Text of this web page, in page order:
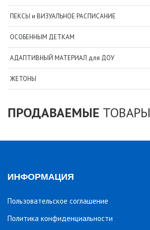
ПЕКСЫ и ВИЗУАЛЬНОЕ РАСПИСАНИЕ
ОСОБЕННЫМ ДЕТКАМ
АДАПТИВНЫЙ МАТЕРИАЛ для ДОУ
ЖЕТОНЫ
ПРОДАВАЕМЫЕ ТОВАРЫ
ИНФОРМАЦИЯ
Пользовательское соглашение
Политика конфиденциальности